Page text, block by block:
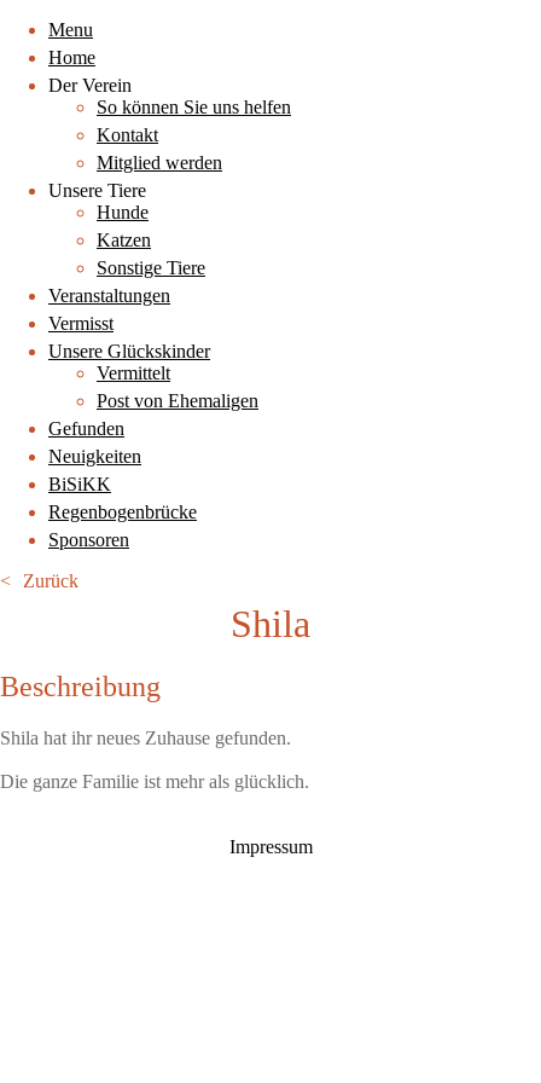
Menu
Home
Der Verein
So können Sie uns helfen
Kontakt
Mitglied werden
Unsere Tiere
Hunde
Katzen
Sonstige Tiere
Veranstaltungen
Vermisst
Unsere Glückskinder
Vermittelt
Post von Ehemaligen
Gefunden
Neuigkeiten
BiSiKK
Regenbogenbrücke
Sponsoren
Zurück
Shila
Beschreibung
Shila hat ihr neues Zuhause gefunden.
Die ganze Familie ist mehr als glücklich.
Impressum